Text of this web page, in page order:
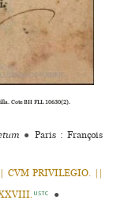
Cote BH FLL 10630(2).
● Paris : François
PRIVILEGIO. ||
USTC ●